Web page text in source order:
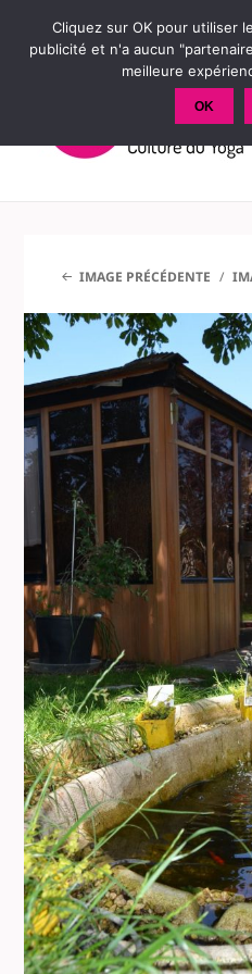
IMAGE PRÉCÉDENTE
Cliquez sur OK pour utiliser
publicité et n'a aucun
meilleure
OK